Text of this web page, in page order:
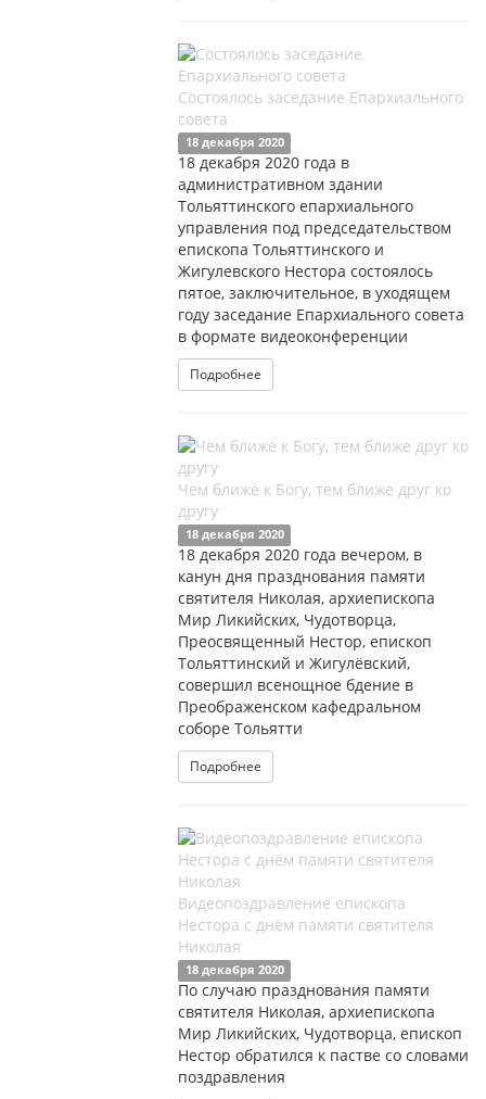
Состоялось заседание Епархиального
совета
18 декабря 2020
18 декабря 2020 года в
административном здании
Тольяттинского епархиального
управления под председательством
епископа Тольяттинского и
Жигулевского Нестора состоялось
пятое, заключительное, в уходящем
году заседание Епархиального совета
в формате видеоконференции
Подробнее
Чем ближе к Богу, тем ближе друг ко
другу
18 декабря 2020
18 декабря 2020 года вечером, в
канун дня празднования памяти
святителя Николая, архиепископа
Мир Ликийских, Чудотворца,
Преосвященный Нестор, епископ
Тольяттинский и Жигулёвский,
совершил всенощное бдение в
Преображенском кафедральном
соборе Тольятти
Подробнее
Видеопоздравление епископа
Нестора с днём памяти святителя
Николая
18 декабря 2020
По случаю празднования памяти
святителя Николая, архиепископа
Мир Ликийских, Чудотворца, епископ
Нестор обратился к пастве со словами
поздравления